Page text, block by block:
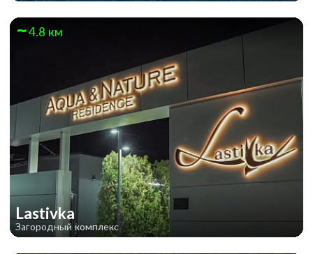
4.8 км
Lastivka
Загородный комплекс